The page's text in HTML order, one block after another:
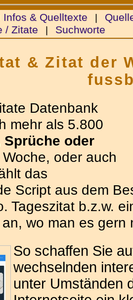
Infos & Quelltexte |
/ Zitate | Suchworte
& Zitat der
Datenbank
mehr als 5.800
Sprüche oder
oder auch
das
Script aus dem
Tageszitat b.z.w.
wo man es gern
So schaffen Sie
wechselnden
unter Umständen